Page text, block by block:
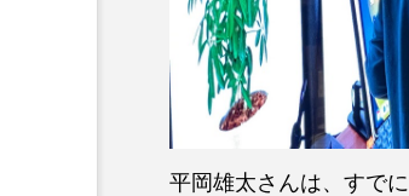
平岡雄太さんは、すで